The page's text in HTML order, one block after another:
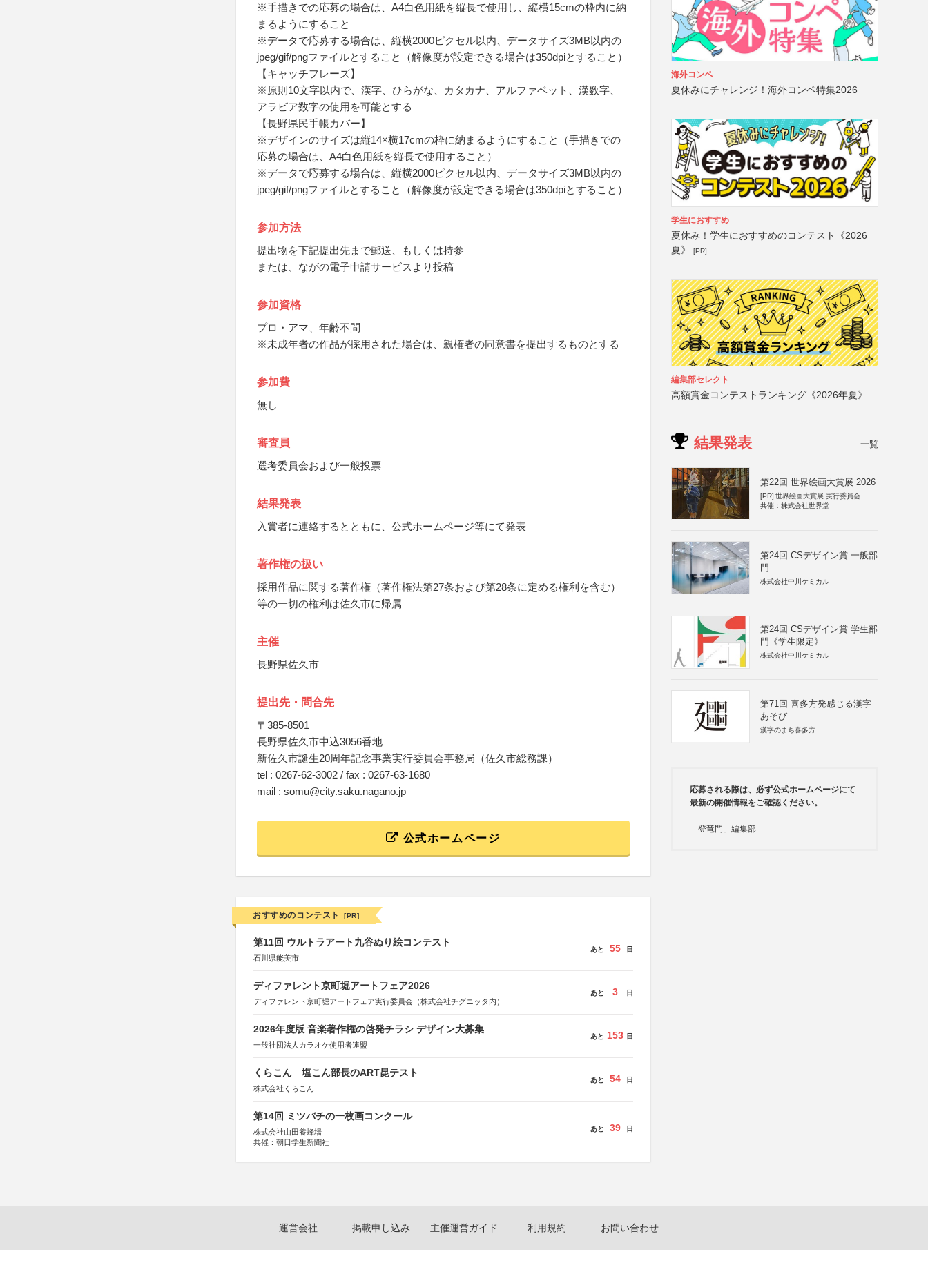
※手描きでの応募の場合は、A4白色用紙を縦長で使用し、縦横15cmの枠内に納
まるようにすること
※データで応募する場合は、縦横2000ピクセル以内、データサイズ3MB以内の
jpeg/gif/pngファイルとすること（解像度が設定できる場合は350dpiとすること）
【キャッチフレーズ】
※原則10文字以内で、漢字、ひらがな、カタカナ、アルファベット、漢数字、
アラビア数字の使用を可能とする
【長野県民手帳カバー】
※デザインのサイズは縦14×横17cmの枠に納まるようにすること（手描きでの
応募の場合は、A4白色用紙を縦長で使用すること）
※データで応募する場合は、縦横2000ピクセル以内、データサイズ3MB以内の
jpeg/gif/pngファイルとすること（解像度が設定できる場合は350dpiとすること）
参加方法
提出物を下記提出先まで郵送、もしくは持参
または、ながの電子申請サービスより投稿
参加資格
プロ・アマ、年齢不問
※未成年者の作品が採用された場合は、親権者の同意書を提出するものとする
参加費
無し
審査員
選考委員会および一般投票
結果発表
入賞者に連絡するとともに、公式ホームページ等にて発表
著作権の扱い
採用作品に関する著作権（著作権法第27条および第28条に定める権利を含む）
等の一切の権利は佐久市に帰属
主催
長野県佐久市
提出先・問合先
〒385-8501
長野県佐久市中込3056番地
新佐久市誕生20周年記念事業実行委員会事務局（佐久市総務課）
tel : 0267-62-3002 / fax : 0267-63-1680
mail : somu@city.saku.nagano.jp
公式ホームページ
おすすめのコンテスト [PR]
第11回 ウルトラアート九谷ぬり絵コンテスト
石川県能美市
あと 55 日
ディファレント京町堀アートフェア2026
ディファレント京町堀アートフェア実行委員会（株式会社チグニッタ内）
あと 3 日
2026年度版 音楽著作権の啓発チラシ デザイン大募集
一般社団法人カラオケ使用者連盟
あと 153 日
くらこん 塩こん部長のART昆テスト
株式会社くらこん
あと 54 日
第14回 ミツバチの一枚画コンクール
株式会社山田養蜂場
共催：朝日学生新聞社
あと 39 日
海外コンペ
夏休みにチャレンジ！海外コンペ特集2026
学生におすすめ
夏休み！学生におすすめのコンテスト《2026
夏》
[PR]
編集部セレクト
高額賞金コンテストランキング《2026年夏》
結果発表 一覧
第22回 世界絵画大賞展 2026
[PR] 世界絵画大賞展 実行委員会
共催：株式会社世界堂
第24回 CSデザイン賞 一般部
門
株式会社中川ケミカル
第24回 CSデザイン賞 学生部
門《学生限定》
株式会社中川ケミカル
第71回 喜多方発感じる漢字
あそび
漢字のまち喜多方
応募される際は、必ず公式ホームページにて
最新の開催情報をご確認ください。
「登竜門」編集部
運営会社 掲載申し込み 主催運営ガイド 利用規約 お問い合わせ